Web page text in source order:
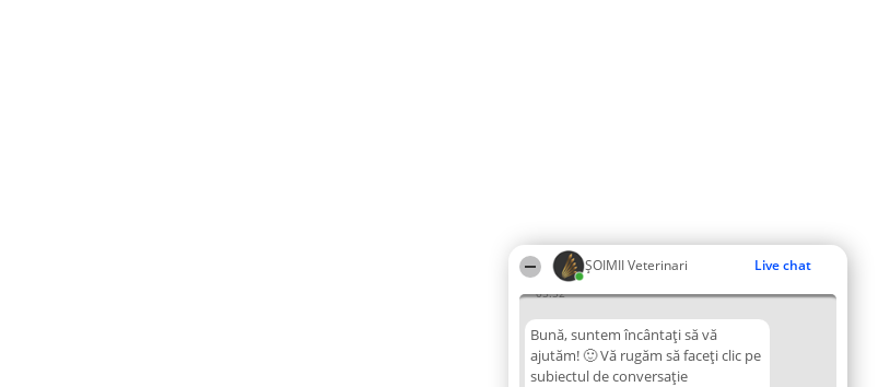
ȘOIMII Veterinari Live chat
05:52
Bună, suntem încântați să vă
ajutăm! 🙂 Vă rugăm să faceți clic pe
subiectul de conversație